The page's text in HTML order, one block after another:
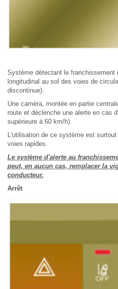
Système détectant le franchissement
longitudinal au sol des voies de
discontinue).
Une caméra, montée en partie
route et déclenche une alerte en cas
supérieure à 60 km/h).
L'utilisation de ce système est
voies rapides.
Le système d'alerte au
peut, en aucun cas, remplacer la
conducteur.
Arrêt